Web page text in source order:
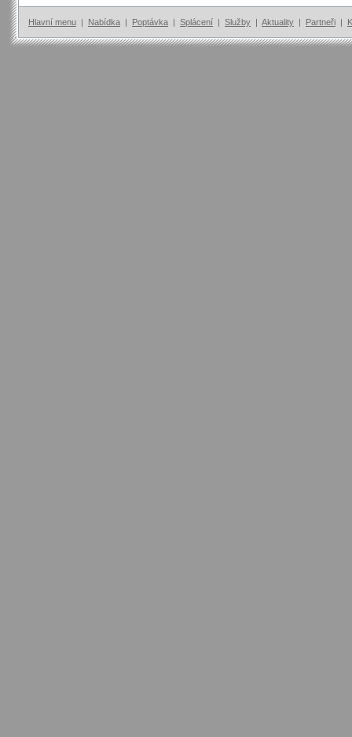
Hlavní menu | Nabídka | Poptávka | Splácení | Služby | Aktuality | Partneři |